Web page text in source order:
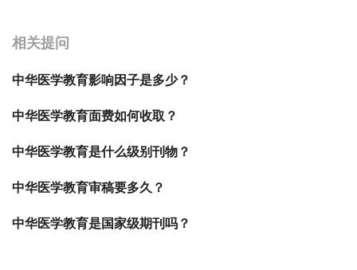
相关提问
中华医学教育影响因子是多少？
中华医学教育面费如何收取？
中华医学教育是什么级别刊物？
中华医学教育审稿要多久？
中华医学教育是国家级期刊吗？